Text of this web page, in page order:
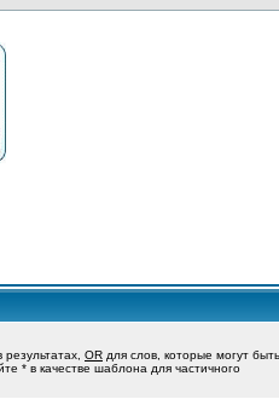
OR для слов, которые могут
* в качестве шаблона для частичного